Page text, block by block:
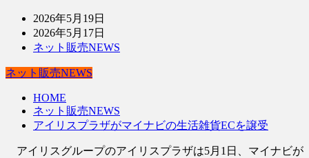
2026年5月19日
2026年5月17日
ネット販売NEWS
ネット販売NEWS
HOME
ネット販売NEWS
アイリスプラザがマイナビの生活雑貨ECを譲受
アイリスグループのアイリスプラザは5月1日、マイナビが